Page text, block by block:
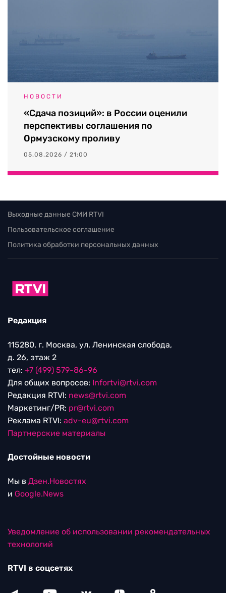
НОВОСТИ
«Сдача позиций»: в России оценили
перспективы соглашения по
Ормузскому проливу
05.08.2026 / 21:00
Выходные данные СМИ RTVI
Пользовательское соглашение
Политика обработки персональных данных
Редакция
115280, г. Москва, ул. Ленинская слобода,
д. 26, этаж 2
тел: +7 (499) 579-86-96
Для общих вопросов: Infortvi@rtvi.com
Редакция RTVI: news@rtvi.com
Маркетинг/PR: pr@rtvi.com
Реклама RTVI: adv-eu@rtvi.com
Партнерские материалы
Достойные новости
Мы в Дзен.Новостях
и Google.News
Уведомление об использовании рекомендательных
технологий
RTVI в соцсетях